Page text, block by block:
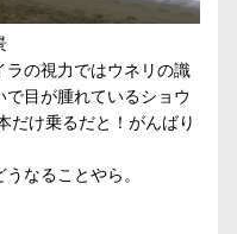
の視力ではウネリの識
目が腫れているショウ
だけ乗るだと！がんばり
なることやら。